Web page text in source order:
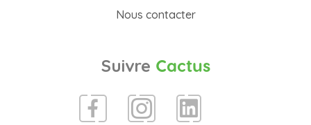
Nous contacter
Suivre Cactus